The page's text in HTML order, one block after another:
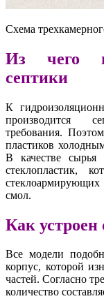
Схема
Из чего
септики
К
производится
требования.
пластиков
В качестве сырья
стеклопластик,
смол.
Как устроен
Все модели
корпус, которой
частей. Согласно
количество